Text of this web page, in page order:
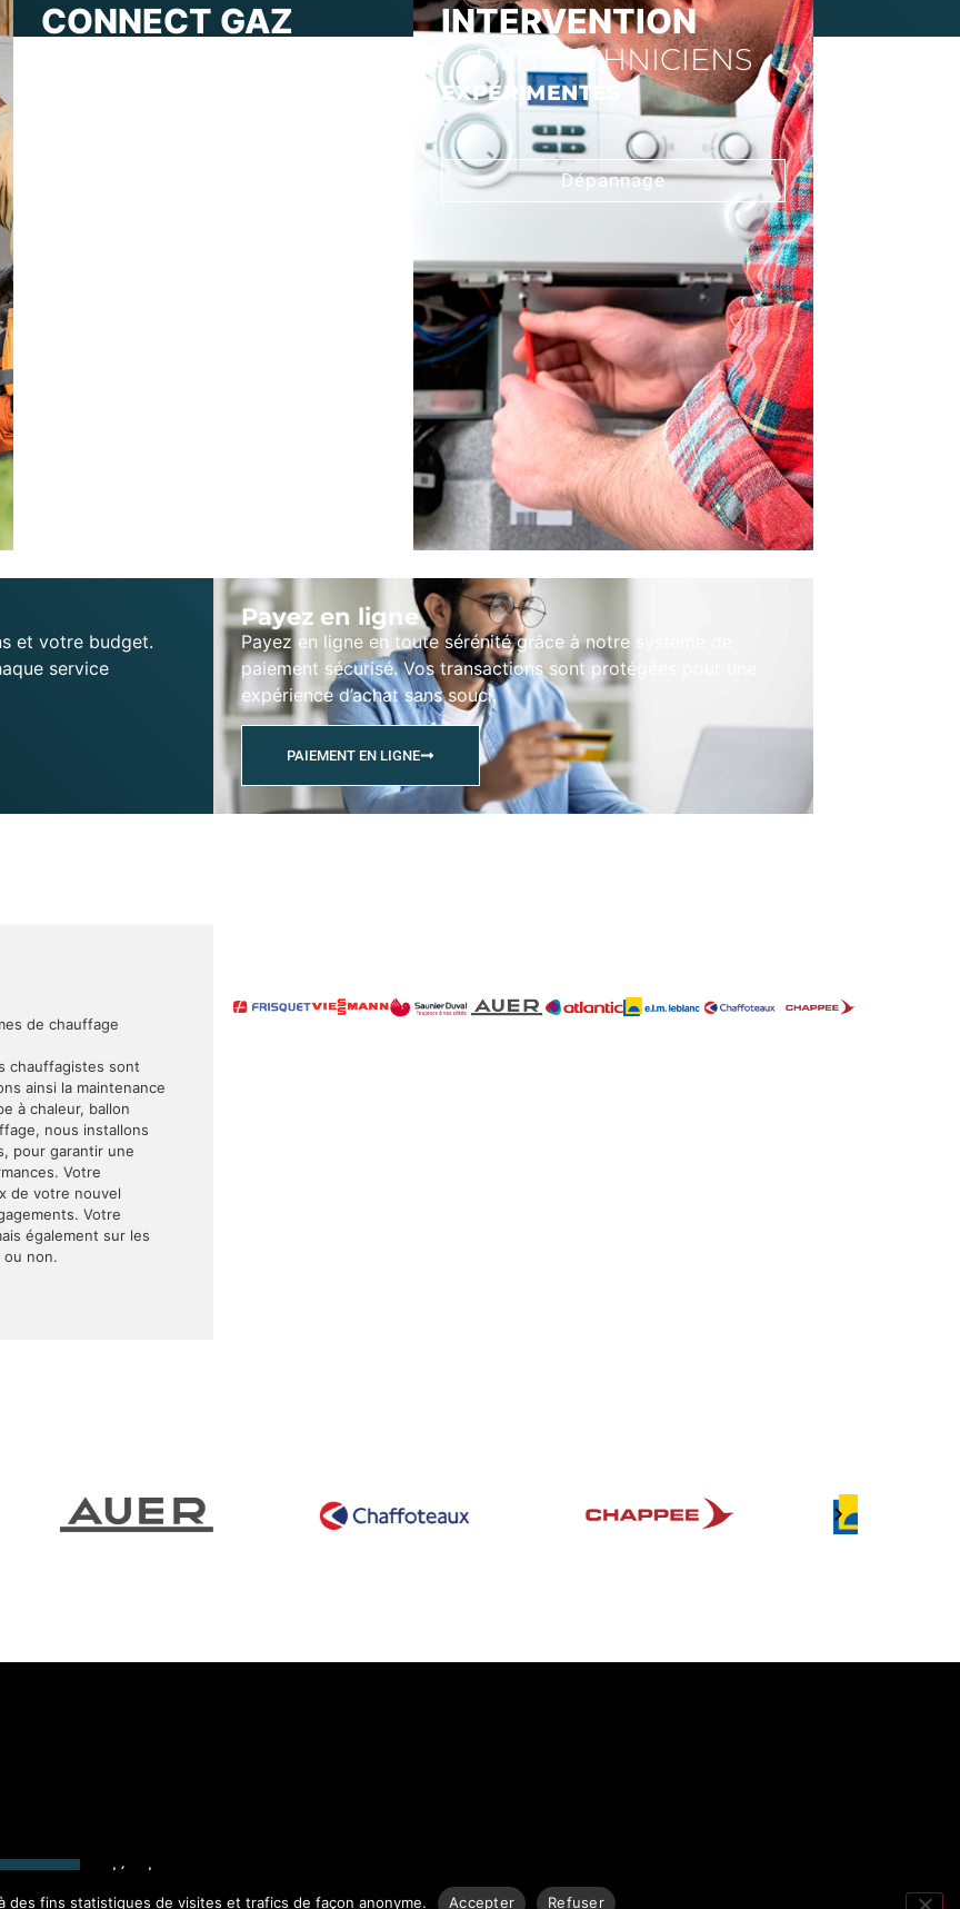
CONNECT GAZ INTERVENTION
DES TECHNICIENS
EXPÉRIMENTÉS
Dépannage
et votre budget.
service
Payez en ligne
Payez en ligne en toute sérénité grâce à notre système de
paiement sécurisé. Vos transactions sont protégées pour une
expérience d’achat sans souci.
PAIEMENT EN LIGNE
de chauffage
chauffagistes sont
ainsi la maintenance
à chaleur, ballon
nous installons
pour garantir une
Votre
de votre nouvel
Votre
également sur les
ou non.
Mentions légales
des fins statistiques de visites et trafics de façon anonyme. Accepter Refuser